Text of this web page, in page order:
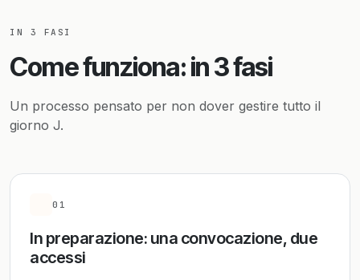
IN 3 FASI
Come funziona: in 3 fasi
Un processo pensato per non dover gestire tutto il
giorno J.
01
In preparazione: una convocazione, due
accessi